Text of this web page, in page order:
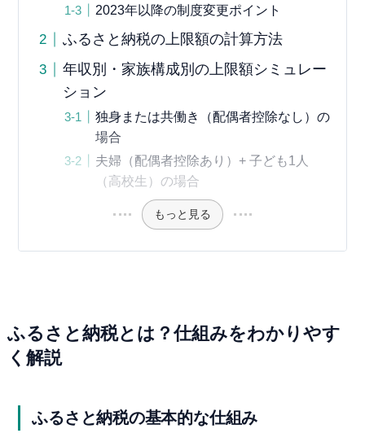
2023年以降の制度変更ポイント
ふるさと納税の上限額の計算方法
年収別・家族構成別の上限額シミュレー
ション
独身または共働き（配偶者控除なし）の
場合
夫婦（配偶者控除あり）+ 子ども1人
（高校生）の場合
もっと見る
ふるさと納税とは？仕組みをわかりやす
く解説
ふるさと納税の基本的な仕組み